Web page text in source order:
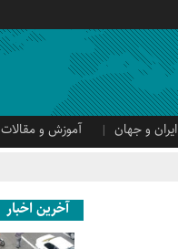
ایران و جهان آموزش و مقالات
آخرین اخبار